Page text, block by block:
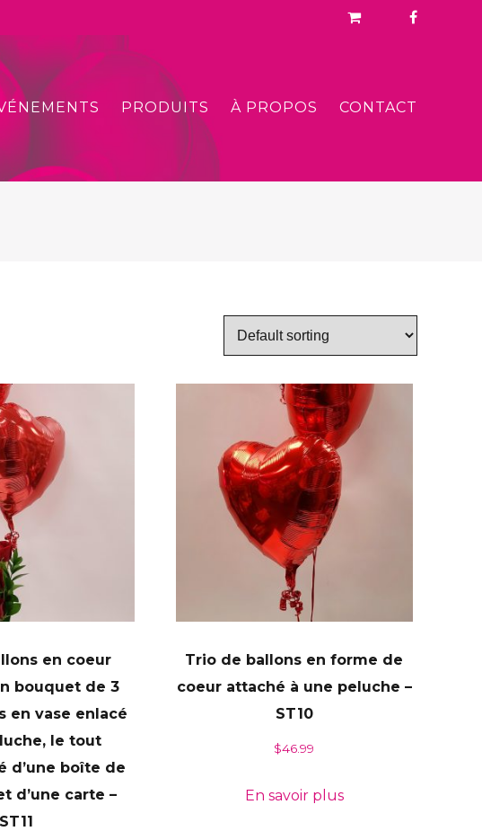
PRODUITS À PROPOS CONTACT
en coeur
bouquet de 3
en vase enlacé
le tout
d’une boîte de
d’une carte –
ST11
Trio de ballons en forme de
coeur attaché à une peluche –
ST10
$46.99
En savoir plus